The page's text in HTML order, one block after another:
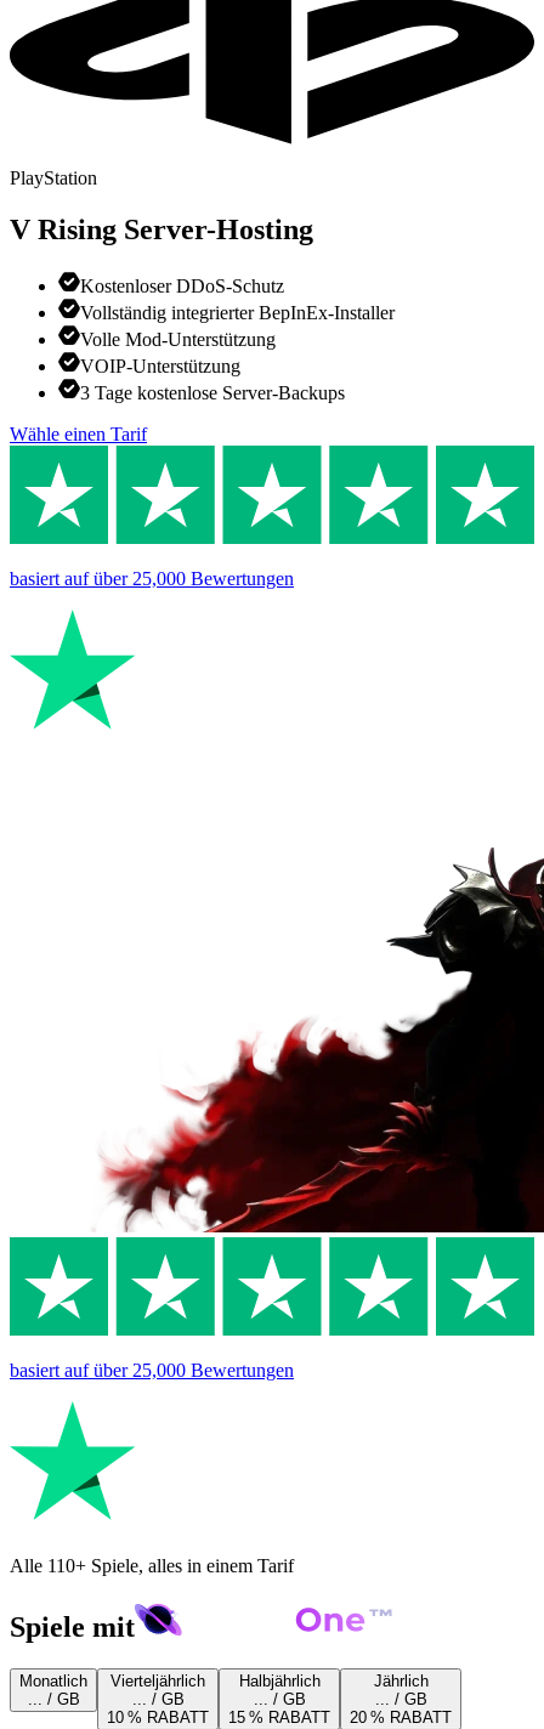
PlayStation
V Rising Server-Hosting
Kostenloser DDoS-Schutz
Vollständig integrierter BepInEx-Installer
Volle Mod-Unterstützung
VOIP-Unterstützung
3 Tage kostenlose Server-Backups
Wähle einen Tarif
basiert aufüber 25,000 Bewertungen
basiert aufüber 25,000 Bewertungen
Alle 110+ Spiele, alles in einem Tarif
Spiele mit
Monatlich
... / GB
Vierteljährlich
... / GB
10 % RABATT
Halbjährlich
... / GB
15 % RABATT
Jährlich
... / GB
20 % RABATT